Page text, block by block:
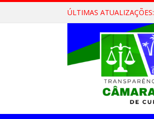
ÚLTIMAS ATUALIZAÇÕES: